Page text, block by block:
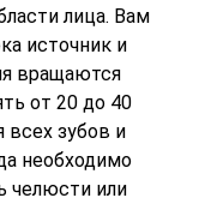
лица. Вам
источник и
вращаются
от 20 до 40
всех зубов и
необходимо
челюсти или